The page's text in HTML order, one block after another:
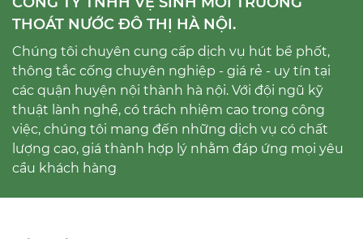
THOÁT NƯỚC ĐÔ THỊ HÀ NỘI.
Chúng tôi chuyên cung cấp dịch vụ hút bể phốt,
thông tắc cống chuyên nghiệp - giá rẻ - uy tín tại
các quận huyện nội thành hà nội. Với đội ngũ kỹ
thuật lành nghề, có trách nhiệm cao trong công
việc, chúng tôi mang đến những dịch vụ có chất
lượng cao, giá thành hợp lý nhằm đáp ứng mọi yêu
cầu khách hàng